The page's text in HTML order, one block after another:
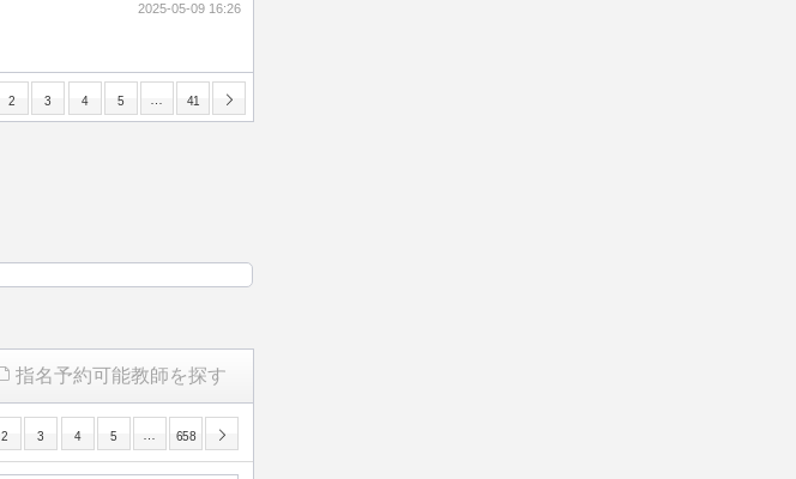
2025-05-09 16:26
2 3 4 5 41
指名予約可能教師を探す
2 3 4 5 658